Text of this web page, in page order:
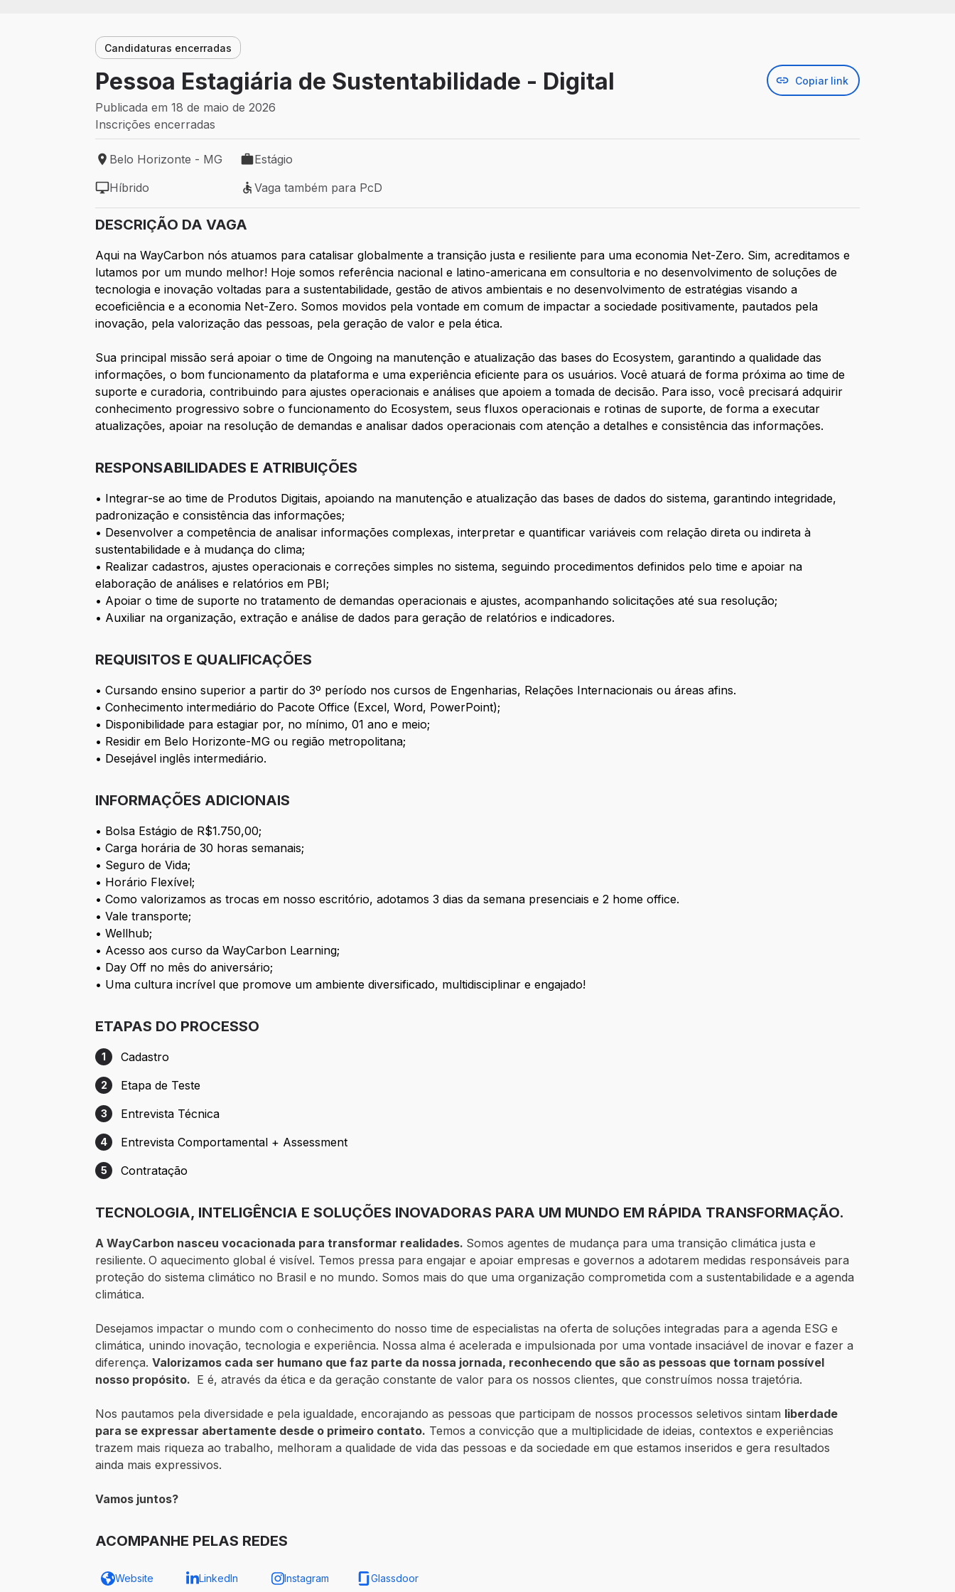
Candidaturas encerradas
Pessoa Estagiária de Sustentabilidade - Digital Copiar link
Publicada em 18 de maio de 2026
Inscrições encerradas
Local de trabalho: Belo Horizonte - MG
Belo Horizonte - MG
Tipo de vaga: Estágio
Estágio
Modelo de trabalho: Híbrido
Híbrido
Vaga também para PcD
Vaga também para PcD
DESCRIÇÃO DA VAGA
Aqui na WayCarbon nós atuamos para catalisar globalmente a transição justa e resiliente para uma economia Net-Zero. Sim, acreditamos e
lutamos por um mundo melhor! Hoje somos referência nacional e latino-americana em consultoria e no desenvolvimento de soluções de
tecnologia e inovação voltadas para a sustentabilidade, gestão de ativos ambientais e no desenvolvimento de estratégias visando a
ecoeficiência e a economia Net-Zero. Somos movidos pela vontade em comum de impactar a sociedade positivamente, pautados pela
inovação, pela valorização das pessoas, pela geração de valor e pela ética.
Sua principal missão será apoiar o time de Ongoing na manutenção e atualização das bases do Ecosystem, garantindo a qualidade das
informações, o bom funcionamento da plataforma e uma experiência eficiente para os usuários. Você atuará de forma próxima ao time de
suporte e curadoria, contribuindo para ajustes operacionais e análises que apoiem a tomada de decisão. Para isso, você precisará adquirir
conhecimento progressivo sobre o funcionamento do Ecosystem, seus fluxos operacionais e rotinas de suporte, de forma a executar
atualizações, apoiar na resolução de demandas e analisar dados operacionais com atenção a detalhes e consistência das informações.
RESPONSABILIDADES E ATRIBUIÇÕES
• Integrar-se ao time de Produtos Digitais, apoiando na manutenção e atualização das bases de dados do sistema, garantindo integridade,
padronização e consistência das informações;
• Desenvolver a competência de analisar informações complexas, interpretar e quantificar variáveis com relação direta ou indireta à
sustentabilidade e à mudança do clima;
• Realizar cadastros, ajustes operacionais e correções simples no sistema, seguindo procedimentos definidos pelo time e apoiar na
elaboração de análises e relatórios em PBI;
• Apoiar o time de suporte no tratamento de demandas operacionais e ajustes, acompanhando solicitações até sua resolução;
• Auxiliar na organização, extração e análise de dados para geração de relatórios e indicadores.
REQUISITOS E QUALIFICAÇÕES
• Cursando ensino superior a partir do 3º período nos cursos de Engenharias, Relações Internacionais ou áreas afins.
• Conhecimento intermediário do Pacote Office (Excel, Word, PowerPoint);
• Disponibilidade para estagiar por, no mínimo, 01 ano e meio;
• Residir em Belo Horizonte-MG ou região metropolitana;
• Desejável inglês intermediário.
INFORMAÇÕES ADICIONAIS
• Bolsa Estágio de R$1.750,00;
• Carga horária de 30 horas semanais;
• Seguro de Vida;
• Horário Flexível;
• Como valorizamos as trocas em nosso escritório, adotamos 3 dias da semana presenciais e 2 home office.
• Vale transporte;
• Wellhub;
• Acesso aos curso da WayCarbon Learning;
• Day Off no mês do aniversário;
• Uma cultura incrível que promove um ambiente diversificado, multidisciplinar e engajado!
ETAPAS DO PROCESSO
Etapa 1: Cadastro
1 Cadastro
Etapa 2: Etapa de Teste
2 Etapa de Teste
Etapa 3: Entrevista Técnica
3 Entrevista Técnica
Etapa 4: Entrevista Comportamental + Assessment
4 Entrevista Comportamental + Assessment
Etapa 5: Contratação
5 Contratação
TECNOLOGIA, INTELIGÊNCIA E SOLUÇÕES INOVADORAS PARA UM MUNDO EM RÁPIDA TRANSFORMAÇÃO.
A WayCarbon nasceu vocacionada para transformar realidades. Somos agentes de mudança para uma transição climática justa e
resiliente. O aquecimento global é visível. Temos pressa para engajar e apoiar empresas e governos a adotarem medidas responsáveis para
proteção do sistema climático no Brasil e no mundo. Somos mais do que uma organização comprometida com a sustentabilidade e a agenda
climática.
Desejamos impactar o mundo com o conhecimento do nosso time de especialistas na oferta de soluções integradas para a agenda ESG e
climática, unindo inovação, tecnologia e experiência. Nossa alma é acelerada e impulsionada por uma vontade insaciável de inovar e fazer a
diferença.Valorizamos cada ser humano que faz parte da nossa jornada, reconhecendo que são as pessoas que tornam possível
nosso propósito. E é, através da ética e da geração constante de valor para os nossos clientes, que construímos nossa trajetória.
Nos pautamos pela diversidade e pela igualdade, encorajando as pessoas que participam de nossos processos seletivos sintam liberdade
para se expressar abertamente desde o primeiro contato. Temos a convicção que a multiplicidade de ideias, contextos e experiências
trazem mais riqueza ao trabalho, melhoram a qualidade de vida das pessoas e da sociedade em que estamos inseridos e gera resultados
ainda mais expressivos.
Vamos juntos?
ACOMPANHE PELAS REDES
Website LinkedIn Instagram Glassdoor